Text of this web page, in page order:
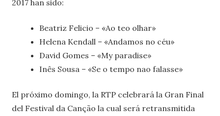
2017 han sido:
Beatriz Felicio – «Ao teo olhar»
Helena Kendall – «Andamos no céu»
David Gomes – «My paradise»
Inês Sousa – «Se o tempo nao falasse»
El próximo domingo, la RTP celebrará la Gran Final
del Festival da Canção la cual será retransmitida